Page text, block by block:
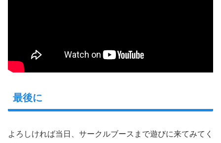
最後に
よろしければ当日、サークルブースまで遊びに来てみてく